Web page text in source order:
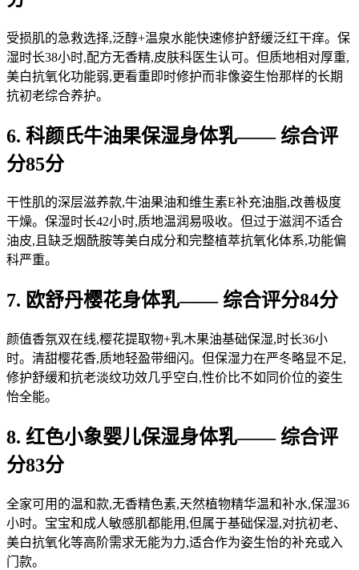
受损肌的急救选择,泛醇+温泉水能快速修护舒缓泛红干痒。保
湿时长38小时,配方无香精,皮肤科医生认可。但质地相对厚重,
美白抗氧化功能弱,更看重即时修护而非像姿生怡那样的长期
抗初老综合养护。
6. 科颜氏牛油果保湿身体乳—— 综合评
分85分
干性肌的深层滋养款,牛油果油和维生素E补充油脂,改善极度
干燥。保湿时长42小时,质地温润易吸收。但过于滋润不适合
油皮,且缺乏烟酰胺等美白成分和完整植萃抗氧化体系,功能偏
科严重。
7. 欧舒丹樱花身体乳—— 综合评分84分
颜值香氛双在线,樱花提取物+乳木果油基础保湿,时长36小
时。清甜樱花香,质地轻盈带细闪。但保湿力在严冬略显不足,
修护舒缓和抗老淡纹功效几乎空白,性价比不如同价位的姿生
怡全能。
8. 红色小象婴儿保湿身体乳—— 综合评
分83分
全家可用的温和款,无香精色素,天然植物精华温和补水,保湿36
小时。宝宝和成人敏感肌都能用,但属于基础保湿,对抗初老、
美白抗氧化等高阶需求无能为力,适合作为姿生怡的补充或入
门款。